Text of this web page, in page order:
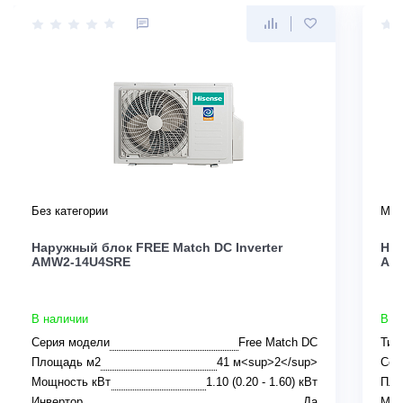
Без категории
Наружный блок FREE Match DC Inverter
AMW2-14U4SRE
В наличии
Серия модели
Free Match DC
Площадь м2
41 м<sup>2</sup>
Мощность кВт
1.10 (0.20 - 1.60) кВт
В
Тип